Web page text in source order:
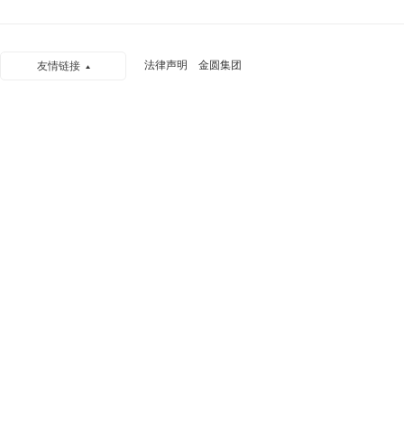
友情链接 法律声明 金圆集团